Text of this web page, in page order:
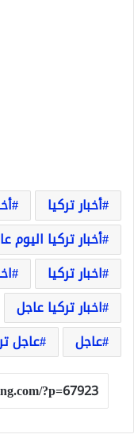
أخبار تركيا
أخبار تركيا اليوم
اخبار تركيا
اخبار تركيا عاجل
عاجل
عاجل